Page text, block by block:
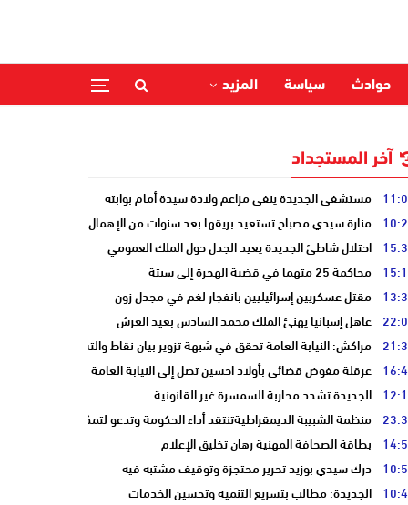
حوادث سياسة المزيد
آخر المستجداد
مستشفى الجديدة ينفي مزاعم ولادة سيدة أمام بوابته
منارة سيدي مصباح تستعيد بريقها بعد سنوات من الإهمال
احتلال شاطئ الجديدة يعيد الجدل حول الملك العمومي
محاكمة 25 متهما في قضية الهجرة إلى سبتة
مقتل عسكريين إسرائيليين بانفجار لغم في مجدل زون
عاهل إسبانيا يهنئ الملك محمد السادس بعيد العرش
مراكش: النيابة العامة تحقق في شبهة تزوير بيان نقاط والتشهير بطالب
عرقلة مفوض قضائي بأولاد احسين تصل إلى النيابة العامة
الجديدة تشدد محاربة السمسرة غير القانونية
منظمة الشبيبة الديمقراطيةتنتقد أداء الحكومة وتدعو لتمكين الشباب
بطاقة الصحافة المهنية رهان تخليق الإعلام
درك سيدي بوزيد تحرير محتجزة وتوقيف مشتبه فيه
الجديدة: مطالب بتسريع التنمية وتحسين الخدمات